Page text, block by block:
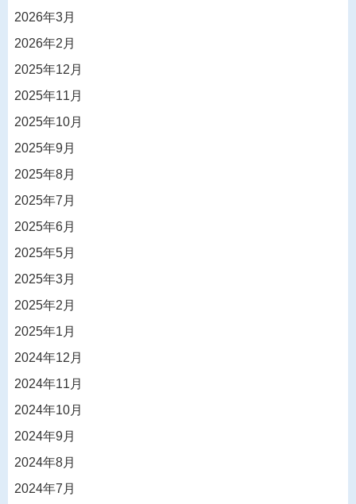
2026年3月
2026年2月
2025年12月
2025年11月
2025年10月
2025年9月
2025年8月
2025年7月
2025年6月
2025年5月
2025年3月
2025年2月
2025年1月
2024年12月
2024年11月
2024年10月
2024年9月
2024年8月
2024年7月